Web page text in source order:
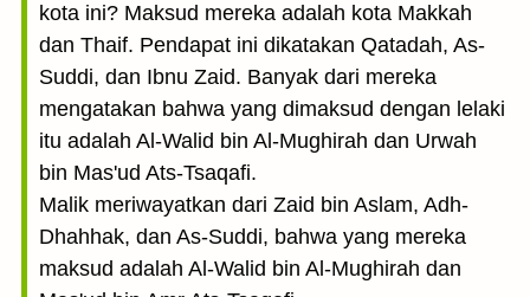
kota ini? Maksud mereka adalah kota Makkah
dan Thaif. Pendapat ini dikatakan Qatadah, As-
Suddi, dan Ibnu Zaid. Banyak dari mereka
mengatakan bahwa yang dimaksud dengan lelaki
itu adalah Al-Walid bin Al-Mughirah dan Urwah
bin Mas'ud Ats-Tsaqafi.
Malik meriwayatkan dari Zaid bin Aslam, Adh-
Dhahhak, dan As-Suddi, bahwa yang mereka
maksud adalah Al-Walid bin Al-Mughirah dan